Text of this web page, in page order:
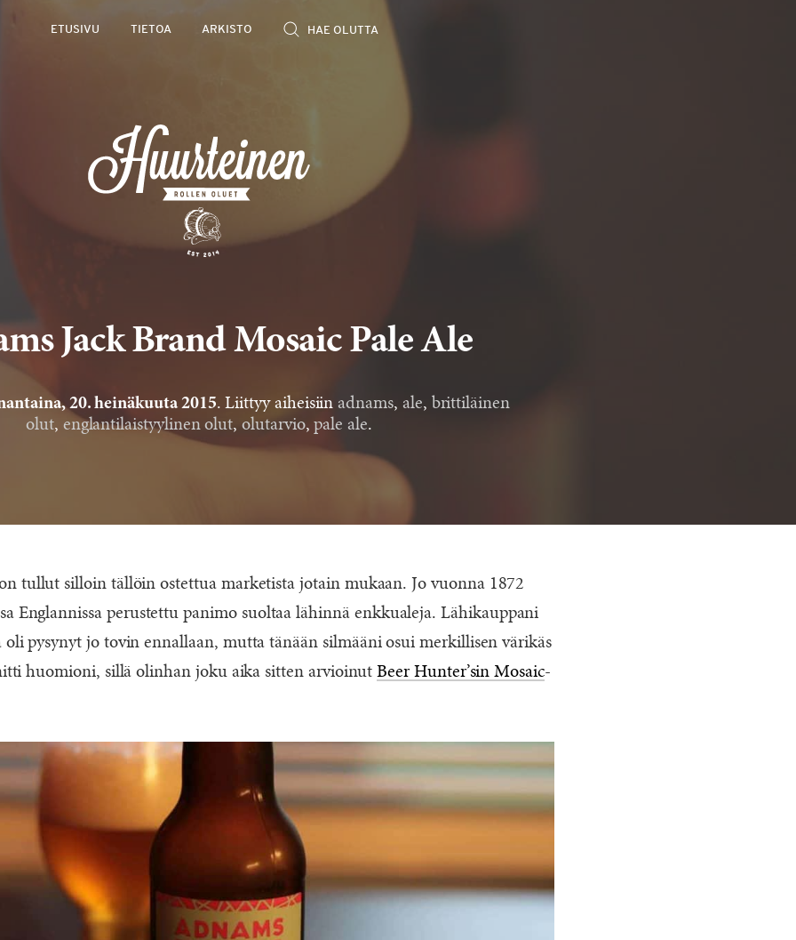
ETUSIVU TIETOA ARKISTO
Jack Brand Mosaic Pale Ale
20. heinäkuuta 2015. Liittyy aiheisiinadnams, ale, brittiläinen
olut, englantilaistyylinen olut,olutarvio,pale ale.
tullut silloin tällöin ostettua marketista jotain mukaan. Jo vuonna 1872
Englannissa perustettu panimo suoltaa lähinnä enkkualeja. Lähikauppani
pysynyt jo tovin ennallaan, mutta tänään silmääni osui merkillisen värikäs
huomioni, sillä olinhan joku aika sitten arvioinutBeer Hunter’sin Mosaic-